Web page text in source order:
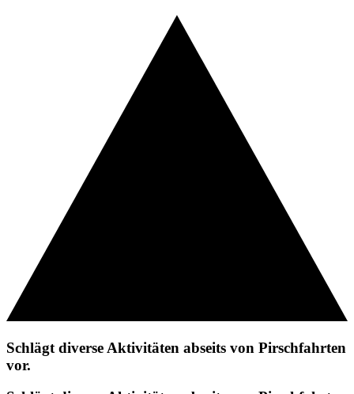
Schlägt diverse Aktivitäten abseits von Pirschfahrten
vor.